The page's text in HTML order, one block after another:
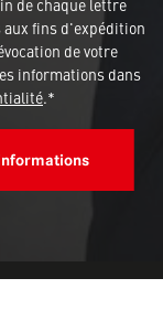
de chaque lettre
fins d'expédition
de votre
informations dans
.*